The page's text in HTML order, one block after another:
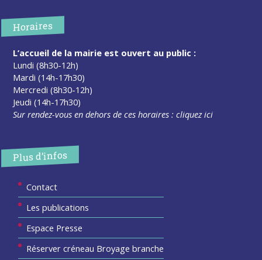
Horaires
L’accueil de la mairie est ouvert au public :
Lundi (8h30-12h)
Mardi (14h-17h30)
Mercredi (8h30-12h)
Jeudi (14h-17h30)
Sur rendez-vous en dehors de ces horaires :cliquez ici
Plus d’infos
Contact
Les publications
Espace Presse
Réserver créneau Broyage branche